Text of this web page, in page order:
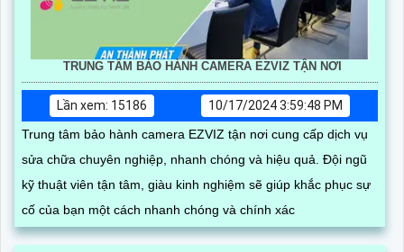
TRUNG TÂM BẢO HÀNH CAMERA EZVIZ TẬN NƠI
Lần xem: 15186
10/17/2024 3:59:48 PM
Trung tâm bảo hành camera EZVIZ tận nơi cung cấp dịch vụ
sửa chữa chuyên nghiệp, nhanh chóng và hiệu quả. Đội ngũ
kỹ thuật viên tận tâm, giàu kinh nghiệm sẽ giúp khắc phục sự
cố của bạn một cách nhanh chóng và chính xác